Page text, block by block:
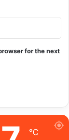
for the next
℃